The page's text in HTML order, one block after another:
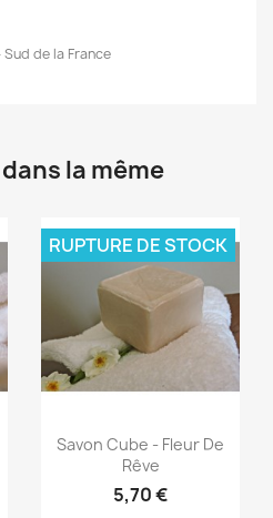
de la France
la même
Aperçu rapide
Savon Cube - Fleur De
Rêve
5,70 €
RUPTURE DE STOCK